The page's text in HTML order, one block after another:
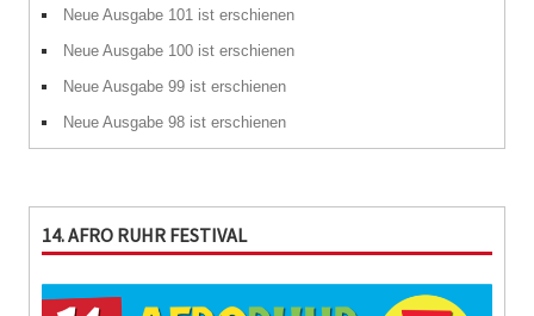
Neue Ausgabe 101 ist erschienen
Neue Ausgabe 100 ist erschienen
Neue Ausgabe 99 ist erschienen
Neue Ausgabe 98 ist erschienen
14. AFRO RUHR FESTIVAL